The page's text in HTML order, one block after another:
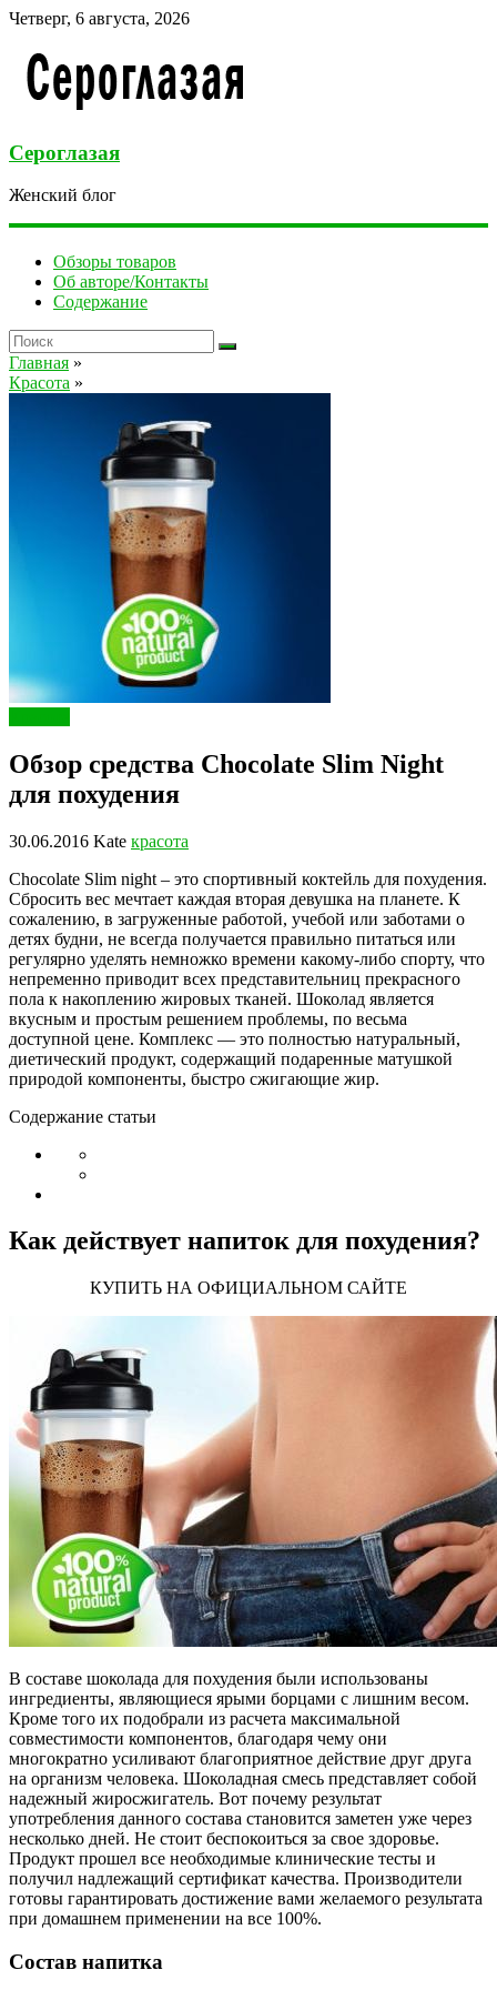
Четверг, 6 августа, 2026
Сероглазая
Женский блог
Обзоры товаров
Об авторе/Контакты
Содержание
Главная »
Красота »
Обзор средства Chocolate Slim Night
для похудения
30.06.2016 Kate красота
Chocolate Slim night – это спортивный коктейль для похудения.
Сбросить вес мечтает каждая вторая девушка на планете. К
сожалению, в загруженные работой, учебой или заботами о
детях будни, не всегда получается правильно питаться или
регулярно уделять немножко времени какому-либо спорту, что
непременно приводит всех представительниц прекрасного
пола к накоплению жировых тканей. Шоколад является
вкусным и простым решением проблемы, по весьма
доступной цене. Комплекс — это полностью натуральный,
диетический продукт, содержащий подаренные матушкой
природой компоненты, быстро сжигающие жир.
Содержание статьи
Как действует напиток для похудения?
КУПИТЬ НА ОФИЦИАЛЬНОМ САЙТЕ
В составе шоколада для похудения были использованы
ингредиенты, являющиеся ярыми борцами с лишним весом.
Кроме того их подобрали из расчета максимальной
совместимости компонентов, благодаря чему они
многократно усиливают благоприятное действие друг друга
на организм человека. Шоколадная смесь представляет собой
надежный жиросжигатель. Вот почему результат
употребления данного состава становится заметен уже через
несколько дней. Не стоит беспокоиться за свое здоровье.
Продукт прошел все необходимые клинические тесты и
получил надлежащий сертификат качества. Производители
готовы гарантировать достижение вами желаемого результата
при домашнем применении на все 100%.
Состав напитка